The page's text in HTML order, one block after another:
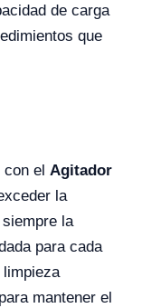
de carga
que
con el Agitador
la
la
para cada
limpieza
mantener el